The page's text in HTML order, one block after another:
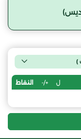
ل +/- النقاط